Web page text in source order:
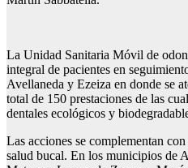
La Unidad Sanitaria Móvil de
integral de pacientes en
Avellaneda y Ezeiza en donde se
total de 150 prestaciones de las
dentales ecológicos y
Las acciones se complementan
salud bucal. En los municipios de